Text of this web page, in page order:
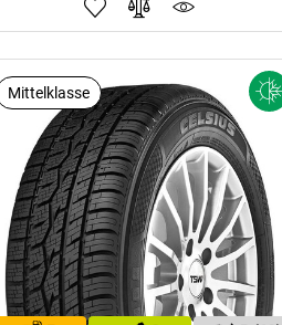
Mittelklasse